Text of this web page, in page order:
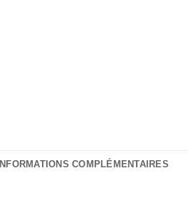
INFORMATIONS COMPLÉMENTAIRES